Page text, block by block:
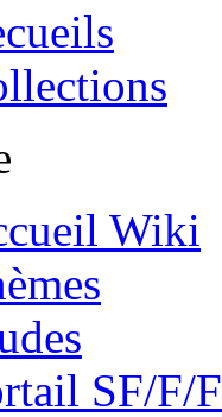
Wiki
SF/F/F